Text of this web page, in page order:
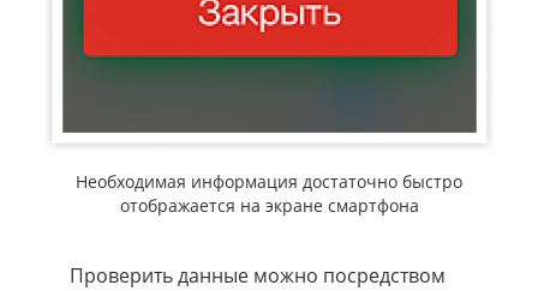
Необходимая информация достаточно быстро
отображается на экране смартфона
Проверить данные можно посредством